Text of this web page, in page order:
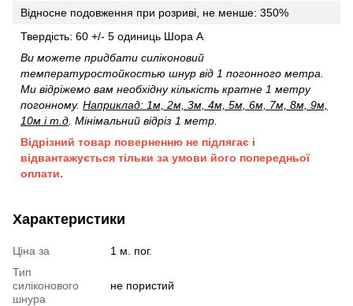
Відносне подовження при розриві, не менше: 350%
Твердість: 60 +/- 5 одиниць Шора А
Ви можете придбати силіконовий
температуростойкостью шнур від 1 погонного метра.
Ми відріжемо вам необхідну кількість кратне 1 метру
погонному. Наприклад: 1м, 2м, 3м, 4м, 5м, 6м, 7м, 8м, 9м,
10м і т.д . Мінімальний відріз 1 метр.
Відрізний товар поверненню не підлягає і
відвантажується тільки за умови його попередньої
оплати.
Характеристики
Ціна за
1 м. пог.
Тип
силіконового
шнура
не пористий